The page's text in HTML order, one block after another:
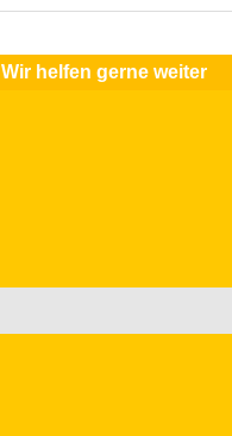
Wir helfen gerne weiter